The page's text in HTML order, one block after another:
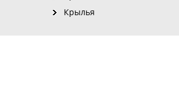
Крылья